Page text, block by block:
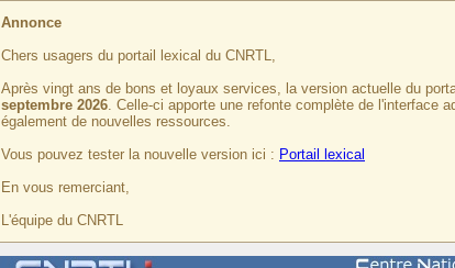
Annonce
Chers usagers du portail lexical du CNRTL,
Après vingt ans de bons et loyaux services, la version actuelle du
septembre 2026. Celle-ci apporte une refonte complète de l'interface
également de nouvelles ressources.
Vous pouvez tester la nouvelle version ici : Portail lexical
En vous remerciant,
L'équipe du CNRTL